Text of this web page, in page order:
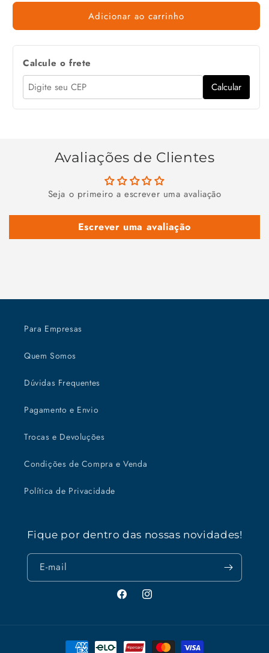
Adicionar ao carrinho
Calcule o frete
Calcular
Avaliações de Clientes
Seja o primeiro a escrever uma avaliação
Escrever uma avaliação
Para Empresas
Quem Somos
Dúvidas Frequentes
Pagamento e Envio
Trocas e Devoluções
Condições de Compra e Venda
Política de Privacidade
Fique por dentro das nossas novidades!
E-mail
FacebookInstagram
Formas